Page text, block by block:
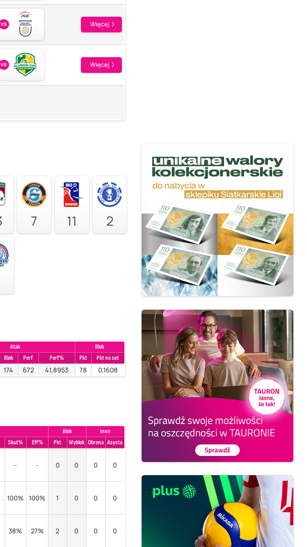
vs Więcej
vs Więcej
7 11 2
Atak
Blok
Blok Perf Perf% Pkt Pkt na set
174 672 41,8953 78 0,1608
Blok
Inne
Skut% Eff% Pkt Wyblok Obrona Asysta
- - 0 0 0 0
100% 100% 1 0 0 0
38% 27% 2 0 0 0